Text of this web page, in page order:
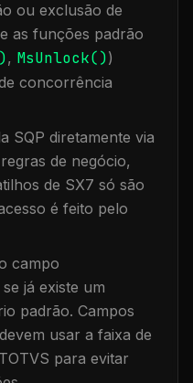
ou exclusão de
as funções padrão
, MsUnlock())
concorrência
SQP diretamente via
de negócio,
de SX7 só são
é feito pelo
campo
já existe um
padrão. Campos
usar a faixa de
para evitar